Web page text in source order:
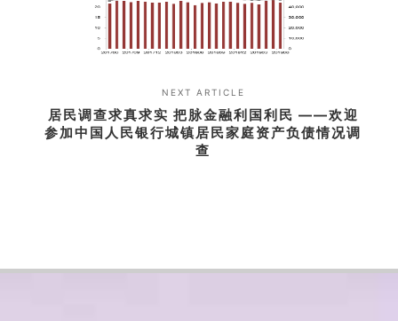
NEXT ARTICLE
居民调查求真求实 把脉金融利国利民 ——欢迎
参加中国人民银行城镇居民家庭资产负债情况调
查